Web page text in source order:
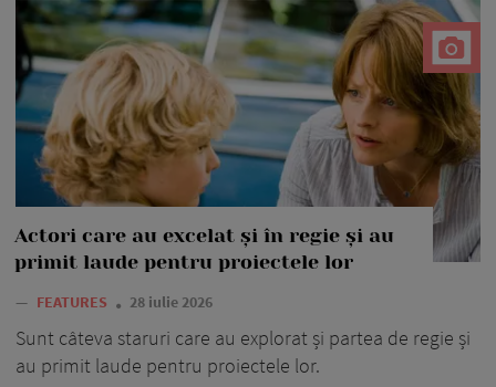
Actori care au excelat și în regie și au
primit laude pentru proiectele lor
— FEATURES 28 iulie 2026
Sunt câteva staruri care au explorat și partea de regie și
au primit laude pentru proiectele lor.